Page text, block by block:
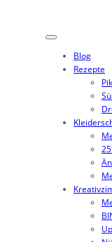
Blog
Rezepte